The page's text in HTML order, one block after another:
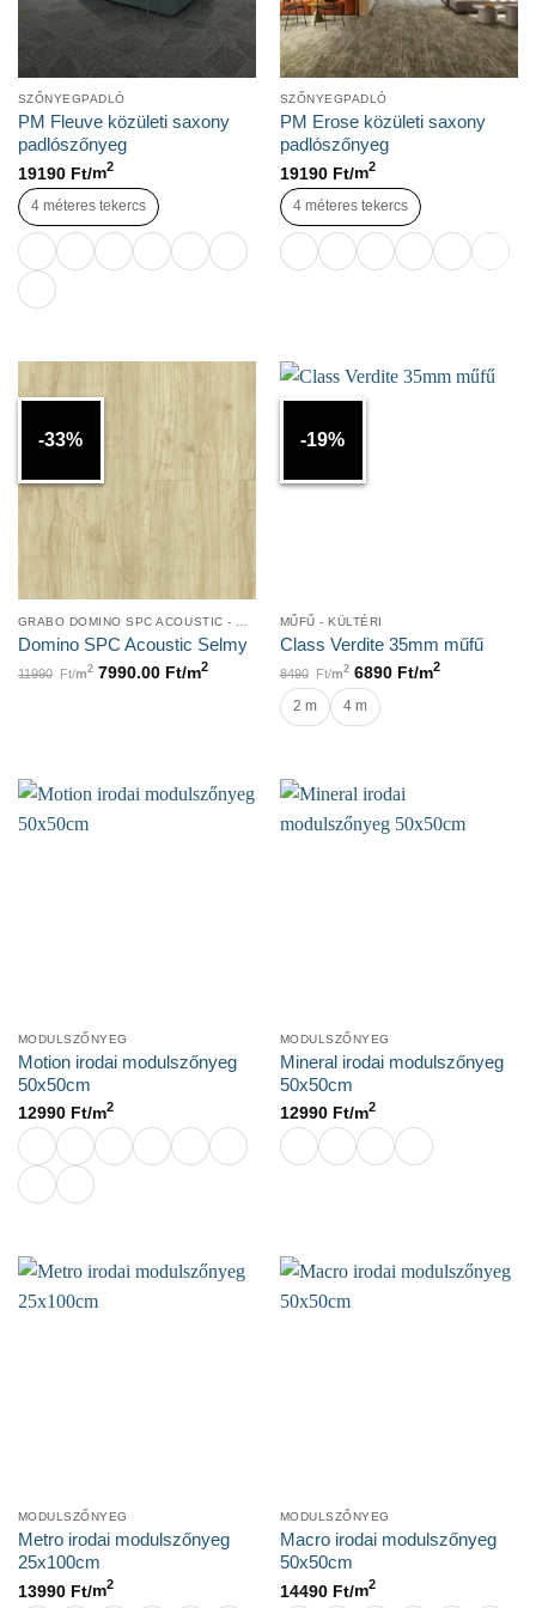
SZŐNYEGPADLÓ
PM Fleuve közületi saxony
padlószőnyeg
19190 Ft/m2
4 méteres tekercs
SZŐNYEGPADLÓ
PM Erose közületi saxony
padlószőnyeg
19190 Ft/m2
4 méteres tekercs
-33%
Domino SPC Acoustic Selmy
11990 Ft/m27990.00 Ft/m2
-19%
MŰFŰ - KÜLTÉRI
Class Verdite 35mm műfű
8490 Ft/m26890 Ft/m2
2 m 4 m
MODULSZŐNYEG
Motion irodai modulszőnyeg
50x50cm
12990 Ft/m2
MODULSZŐNYEG
Mineral irodai modulszőnyeg
50x50cm
12990 Ft/m2
MODULSZŐNYEG
Metro irodai modulszőnyeg
25x100cm
13990 Ft/m2
MODULSZŐNYEG
Macro irodai modulszőnyeg
50x50cm
14490 Ft/m2